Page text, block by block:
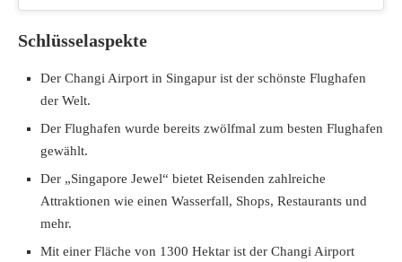
Innovative Flughafenkonzepte
Queensland, Australien: Ein Strand als Piste
Fazit
Schlüsselaspekte
Der Changi Airport in Singapur ist der schönste Flughafen
der Welt.
Der Flughafen wurde bereits zwölfmal zum besten Flughafen
gewählt.
Der „Singapore Jewel“ bietet Reisenden zahlreiche
Attraktionen wie einen Wasserfall, Shops, Restaurants und
mehr.
Mit einer Fläche von 1300 Hektar ist der Changi Airport